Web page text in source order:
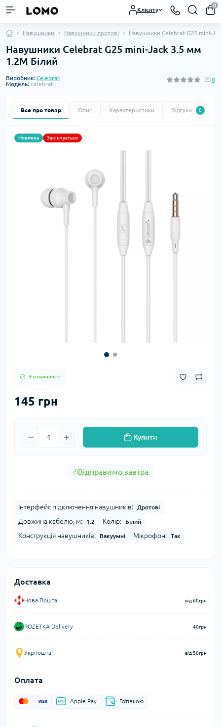
Клієнту
0
Навушники Навушники дротові Навушники Celebrat G25 mini-
Навушники Celebrat G25 mini-Jack 3.5 мм
1.2М Білий
Виробник: Celebrat
Модель: celebrat
0
Все про товар Опис Характеристики Відгуки 0
Новинка Закінчується
Є в наявності
145 грн
Купити
Відправимо завтра
Інтерфейс підключення навушників: Дротові
Довжина кабелю, м: 1.2 Колір: Білий
Конструкція навушників: Вакуумні Мікрофон: Так
Доставка
Нова Пошта від 60грн
ROZETKA Delivery 40грн
Укрпошта від 50грн
Оплата
Apple Pay Готівкою